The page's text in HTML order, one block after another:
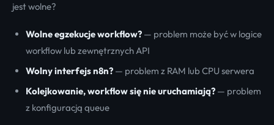
jest wolne?
Wolne egzekucje workflow? — problem może być w logice
workflow lub zewnętrznych API
Wolny interfejs n8n? — problem z RAM lub CPU serwera
Kolejkowanie, workflow się nie uruchamiają? — problem
z konfiguracją queue